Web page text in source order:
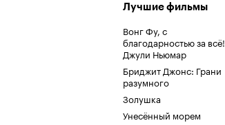
Лучшие фильмы
Вонг Фу, с
благодарностью за всё!
Джули Ньюмар
Бриджит Джонс: Грани
разумного
Золушка
Унесённый морем